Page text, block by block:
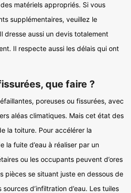
matériels appropriés. Si vous
supplémentaires, veuillez le
dresse aussi un devis totalement
Il respecte aussi les délais qui ont
que faire ?
poreuses ou fissurées, avec
aléas climatiques. Mais cet état des
la toiture. Pour accélérer la
la fuite d’eau à réaliser par un
ou les occupants peuvent d’ores
pièces se situant juste en dessous de
d’infiltration d’eau. Les tuiles